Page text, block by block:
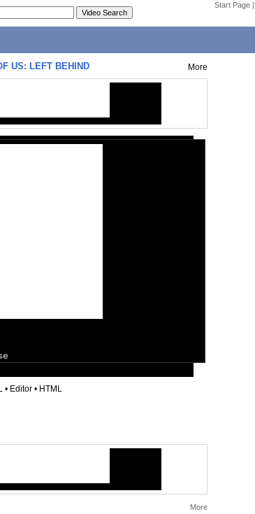
Start Page |
US: LEFT BEHIND More
• Editor • HTML
More